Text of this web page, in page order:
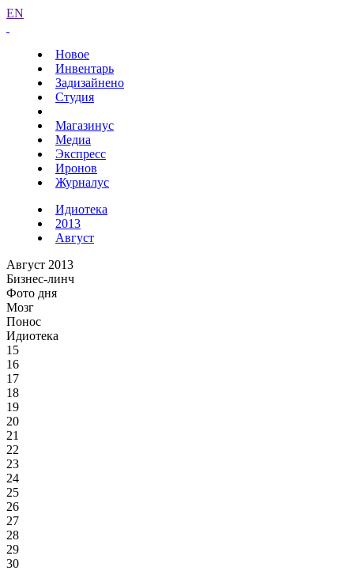
EN
Новое
Инвентарь
Задизайнено
Студия
Магазинус
Медиа
Экспресс
Иронов
Журналус
Идиотека
2013
Август
Август 2013
Бизнес-линч
Фото дня
Мозг
Понос
Идиотека
15
16
17
18
19
20
21
22
23
24
25
26
27
28
29
30